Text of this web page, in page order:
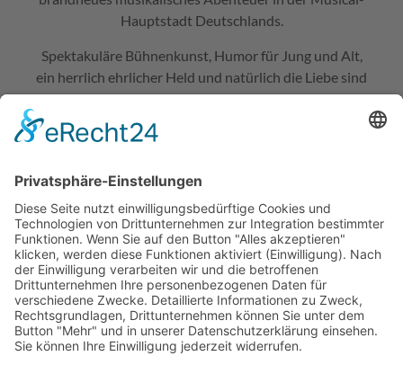
Hauptstadt Deutschlands.
Spektakuläre Bühnenkunst, Humor für Jung und Alt,
ein herrlich ehrlicher Held und natürlich die Liebe sind
die Zutaten dieser fesselnden Musical-Produktion,
die in Hamburg ihre Weltpremiere feiern wird.
Disneys HERCULES ist die himmlisch komische
selbst und seinen Platz in der Welt zu finden.
Hercules, Sohn des Zeus, wird als Baby entführt und
wächst unter Menschen auf. Eines Tages findet er
heraus, dass er auf dem Olymp das Licht der Welt
erblickt hat und sein Vater kein Geringerer als der
mächtige Zeus ist. Um aber auf den Berg der Götter
zurückkehren zu können, muss Hercules beweisen,
dass er ein richtiger Held ist. Mit Hilfe seiner treuen